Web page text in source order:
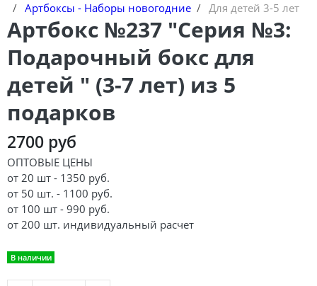
Артбоксы - Наборы новогодние
Для детей 3-5 лет
Артбокс №237 "Серия №3:
Подарочный бокс для
детей " (3-7 лет) из 5
подарков
2700 руб
ОПТОВЫЕ ЦЕНЫ
от 20 шт - 1350 руб.
от 50 шт. - 1100 руб.
от 100 шт - 990 руб.
от 200 шт. индивидуальный расчет
В наличии